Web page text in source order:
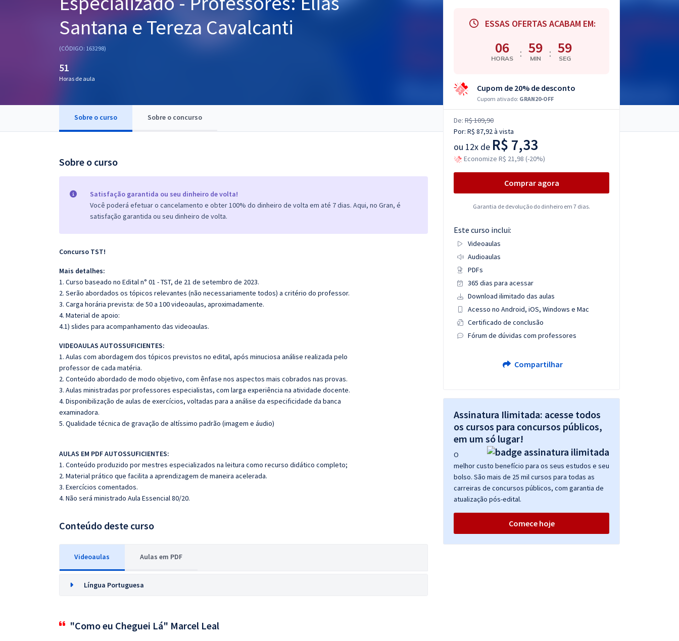
Questões grátis
Santana e Tereza Cavalcanti
(CÓDIGO: 163298)
51
Horas de aula
Sobre o curso Sobre o concurso
Sobre o curso
Satisfação garantida ou seu dinheiro de volta!
Você poderá efetuar o cancelamento e obter 100% do dinheiro de volta em até 7 dias. Aqui, no Gran, é
satisfação garantida ou seu dinheiro de volta.
Concurso TST!
Mais detalhes:
1. Curso baseado no Edital n° 01 - TST, de 21 de setembro de 2023.
2. Serão abordados os tópicos relevantes (não necessariamente todos) a critério do professor.
3. Carga horária prevista: de 50 a 100 videoaulas, aproximadamente.
4. Material de apoio:
4.1) slides para acompanhamento das videoaulas.
VIDEOAULAS AUTOSSUFICIENTES:
1. Aulas com abordagem dos tópicos previstos no edital, após minuciosa análise realizada pelo
professor de cada matéria.
2. Conteúdo abordado de modo objetivo, com ênfase nos aspectos mais cobrados nas provas.
3. Aulas ministradas por professores especialistas, com larga experiência na atividade docente.
4. Disponibilização de aulas de exercícios, voltadas para a análise da especificidade da banca
examinadora.
5. Qualidade técnica de gravação de altíssimo padrão (imagem e áudio)
AULAS EM PDF AUTOSSUFICIENTES:
1. Conteúdo produzido por mestres especializados na leitura como recurso didático completo;
2. Material prático que facilita a aprendizagem de maneira acelerada.
3. Exercícios comentados.
4. Não será ministrado Aula Essencial 80/20.
Conteúdo deste curso
Videoaulas Aulas em PDF
Língua Portuguesa
"Como eu Cheguei Lá" Marcel Leal
ESSAS OFERTAS ACABAM EM:
06
HORAS : 59
MIN : 58
SEG
Cupom de 20% de desconto
Cupom ativado: GRAN20-OFF
De: R$ 109,90
Por: R$ 87,92à vista
ou 12x de R$ 7,33
Economize R$ 21,98 (-20%)
Comprar agora
Garantia de devolução do dinheiro em 7 dias.
Este curso inclui:
Videoaulas
Audioaulas
PDFs
365 dias para acessar
Download ilimitado das aulas
Acesso no Android, iOS, Windows e Mac
Certificado de conclusão
Fórum de dúvidas com professores
Compartilhar
Assinatura Ilimitada: acesse todos
os cursos para concursos públicos,
em um só lugar!
O
melhor custo benefício para os seus estudos e seu
bolso. São mais de 25 mil cursos para todas as
carreiras de concursos públicos, com garantia de
atualização pós-edital.
Comece hoje